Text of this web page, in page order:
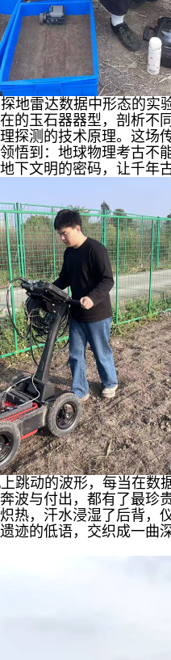
地雷达数据中形态的实
的玉石器器型，剖析不
探测的技术原理。这场
悟到：地球物理考古不
下文明的密码，让千年
跳动的波形，每当在数
波与付出，都有了最珍
热，汗水浸湿了后背，
迹的低语，交织成一曲